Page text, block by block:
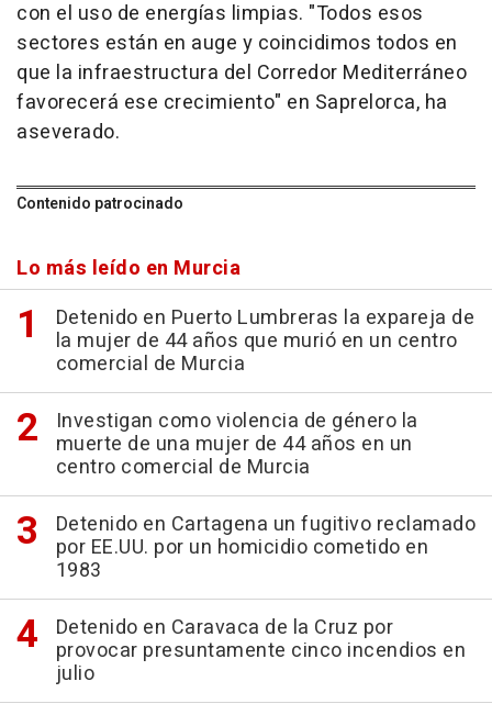
con el uso de energías limpias. "Todos esos
sectores están en auge y coincidimos todos en
que la infraestructura del Corredor Mediterráneo
favorecerá ese crecimiento" en Saprelorca, ha
aseverado.
Contenido patrocinado
Lo más leído en Murcia
Detenido en Puerto Lumbreras la expareja de
la mujer de 44 años que murió en un centro
comercial de Murcia
Investigan como violencia de género la
muerte de una mujer de 44 años en un
centro comercial de Murcia
Detenido en Cartagena un fugitivo reclamado
por EE.UU. por un homicidio cometido en
1983
Detenido en Caravaca de la Cruz por
provocar presuntamente cinco incendios en
julio